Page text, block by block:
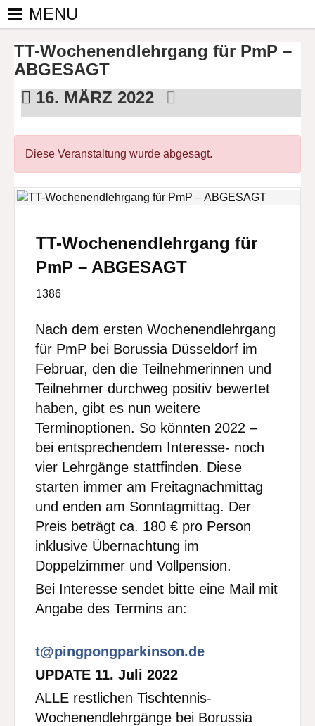
Skip
PINGPONGPARKINSON
DEUTSCHLAND E. V.
ist der
bundesweite
Zusammenschluss
kooperierenden
Vereinen und
Einzelpersonen,
der sich – mit dem
– überwiegend
ehrenamtlich um
Parkinson und
deren Angehörige
kümmert.
MENU
TT-Wochenendlehrgang für PmP –
ABGESAGT
16. MÄRZ 2022
Diese Veranstaltung wurde abgesagt.
TT-Wochenendlehrgang für
PmP – ABGESAGT
1386
Nach dem ersten Wochenendlehrgang
für PmP bei Borussia Düsseldorf im
Februar, den die Teilnehmerinnen und
Teilnehmer durchweg positiv bewertet
haben, gibt es nun weitere
Terminoptionen. So könnten 2022 –
bei entsprechendem Interesse- noch
vier Lehrgänge stattfinden. Diese
starten immer am Freitagnachmittag
und enden am Sonntagmittag. Der
Preis beträgt ca. 180 € pro Person
inklusive Übernachtung im
Doppelzimmer und Vollpension.
Bei Interesse sendet bitte eine Mail mit
Angabe des Termins an:
t@pingpongparkinson.de
UPDATE 11. Juli 2022
ALLE restlichen Tischtennis-
Wochenendlehrgänge bei Borussia